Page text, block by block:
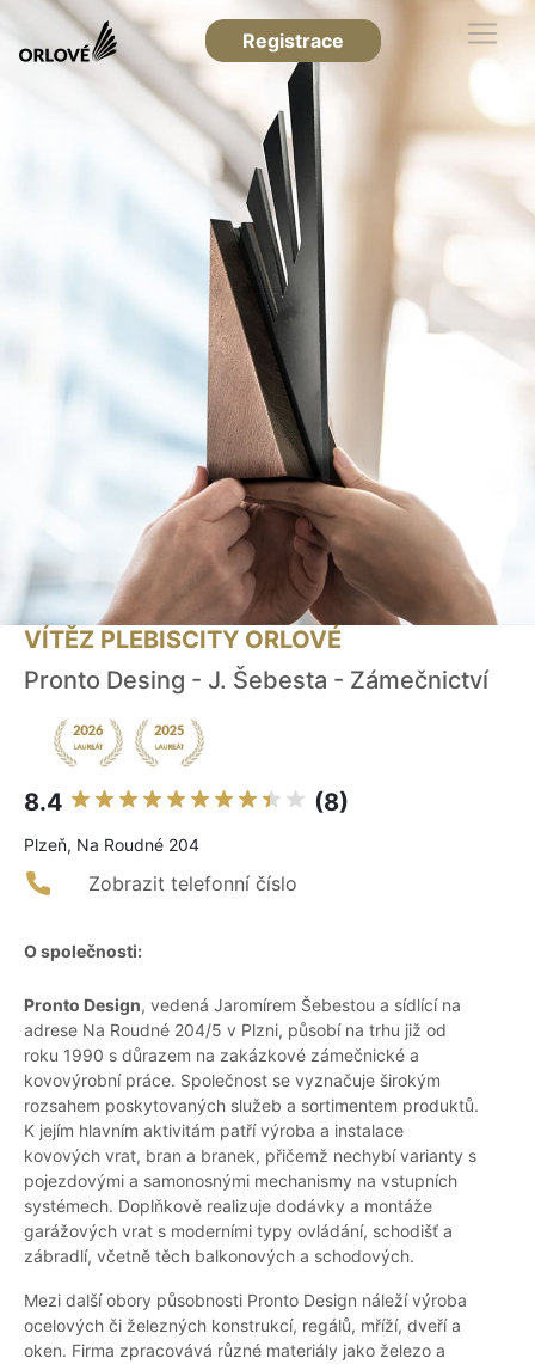
Registrace
VÍTĚZ PLEBISCITY ORLOVÉ
Pronto Desing - J. Šebesta - Zámečnictví
8.4 (8)
Plzeň, Na Roudné 204
Zobrazit telefonní číslo
O společnosti:
Pronto Design, vedená Jaromírem Šebestou a sídlící na
adrese Na Roudné 204/5 v Plzni, působí na trhu již od
roku 1990 s důrazem na zakázkové zámečnické a
kovovýrobní práce. Společnost se vyznačuje širokým
rozsahem poskytovaných služeb a sortimentem produktů.
K jejím hlavním aktivitám patří výroba a instalace
kovových vrat, bran a branek, přičemž nechybí varianty s
pojezdovými a samonosnými mechanismy na vstupních
systémech. Doplňkově realizuje dodávky a montáže
garážových vrat s moderními typy ovládání, schodišť a
zábradlí, včetně těch balkonových a schodových.
Mezi další obory působnosti Pronto Design náleží výroba
ocelových či železných konstrukcí, regálů, mříží, dveří a
oken. Firma zpracovává různé materiály jako železo a